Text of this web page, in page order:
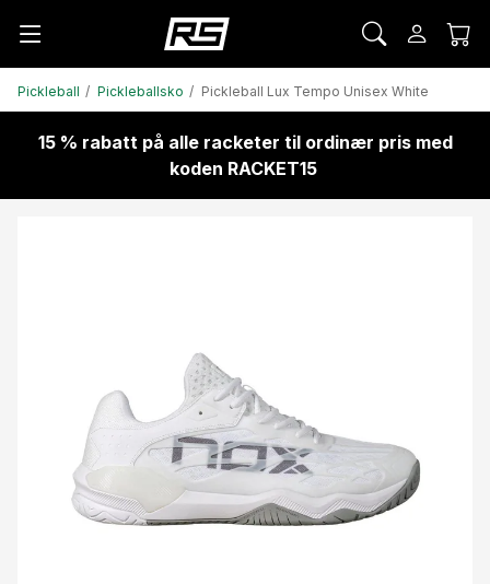
Pickleball Pickleballsko Pickleball Lux Tempo Unisex White
15 % rabatt på alle racketer til ordinær pris med
koden RACKET15